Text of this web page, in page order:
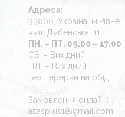
Адреса:
33000, Україна, м.Рівне
вул. Дубенська, 11
ПН. – ПТ. 09.00 – 17.00
СБ. – Вихідний
НД. – Вихідний
Без перерви на обід
Замовлення онлайн:
aitasplus1@gmail.com